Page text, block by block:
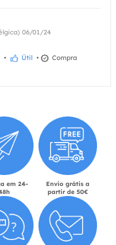
06/01/24
• Útil •
Compra
em 24-
Envio grátis a
partir de 50€